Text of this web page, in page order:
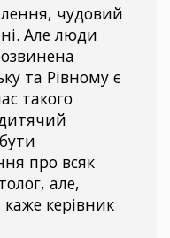
чудовий
Але люди
та Рівному є
такого
про всяк
але,
керівник